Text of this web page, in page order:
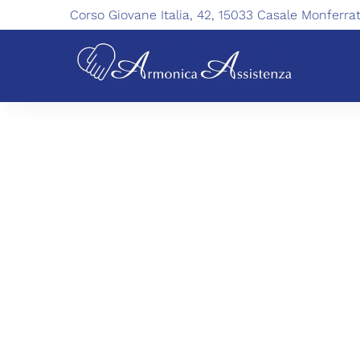
Corso Giovane Italia, 42, 15033 Casale